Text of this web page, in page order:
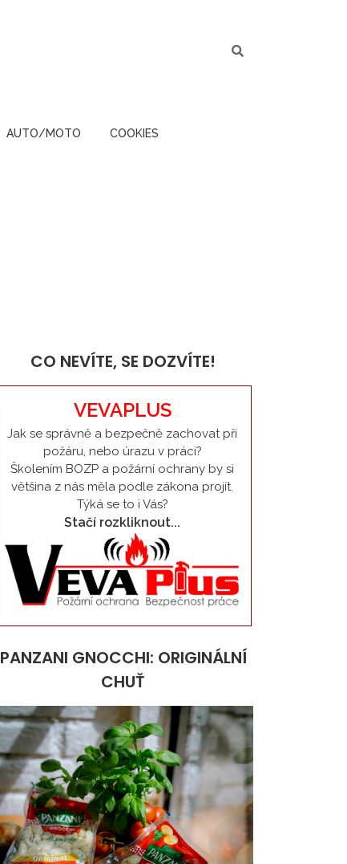
AUTO/MOTO COOKIES
CO NEVÍTE, SE DOZVÍTE!
VEVAPLUS
Jak se správně a bezpečně zachovat při
požáru, nebo úrazu v práci?
Školením BOZP a požární ochrany by si
většina z nás měla podle zákona projít.
Týká se to i Vás?
Stačí rozkliknout...
PANZANI GNOCCHI: ORIGINÁLNÍ
CHUŤ